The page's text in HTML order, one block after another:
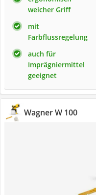
weicher Griff
mit
Farbflussregelung
auch für
Imprägniermittel
geeignet
Wagner W 100